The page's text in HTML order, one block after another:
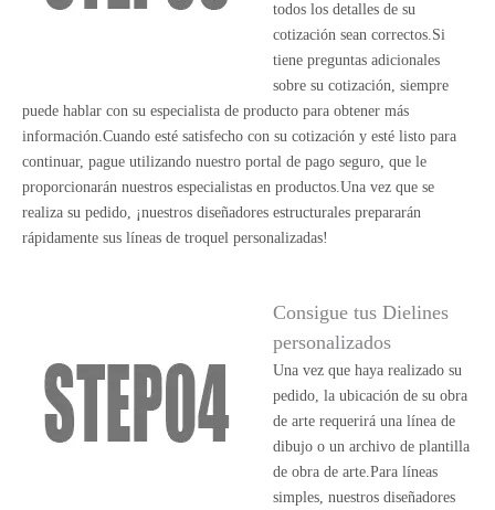
todos los detalles de su
cotización sean correctos.Si
tiene preguntas adicionales
sobre su cotización, siempre
puede hablar con su especialista de producto para obtener más
información.Cuando esté satisfecho con su cotización y esté listo para
continuar, pague utilizando nuestro portal de pago seguro, que le
proporcionarán nuestros especialistas en productos.Una vez que se
realiza su pedido, ¡nuestros diseñadores estructurales prepararán
rápidamente sus líneas de troquel personalizadas!
Consigue tus Dielines
personalizados
Una vez que haya realizado su
pedido, la ubicación de su obra
de arte requerirá una línea de
dibujo o un archivo de plantilla
de obra de arte.Para líneas
simples, nuestros diseñadores